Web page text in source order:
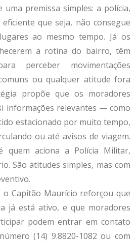
premissa simples: a polícia,
que seja, não consegue
ao mesmo tempo. Já os
a rotina do bairro, têm
perceber movimentações
ou qualquer atitude fora
propõe que os moradores
informações relevantes — como
estacionado por muito tempo,
ou até avisos de viagem.
aciona a Polícia Militar,
São atitudes simples, mas com
o Capitão Maurício reforçou que
já está ativo, e que moradores
podem entrar em contato
(14) 9.8820-1082 ou com